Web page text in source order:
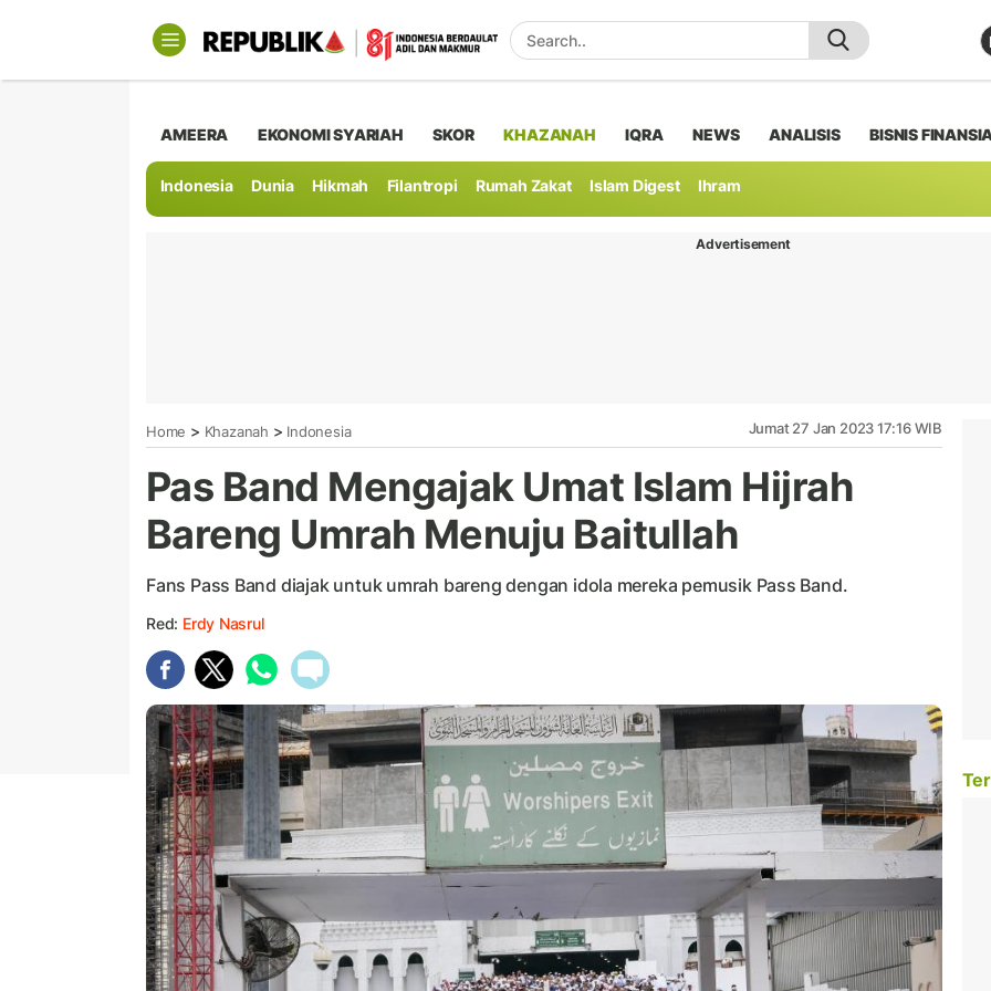
AMEERA EKONOMI SYARIAH SKOR KHAZANAH IQRA NEWS ANALISIS BISNIS
Indonesia Dunia Hikmah Filantropi Rumah Zakat Islam Digest Ihram
Advertisement
Home > Khazanah > Indonesia Jumat 27 Jan 2023 17:16 WIB
Pas Band Mengajak Umat Islam Hijrah
Bareng Umrah Menuju Baitullah
Fans Pass Band diajak untuk umrah bareng dengan idola mereka pemusik Pass Band.
Red: Erdy Nasrul